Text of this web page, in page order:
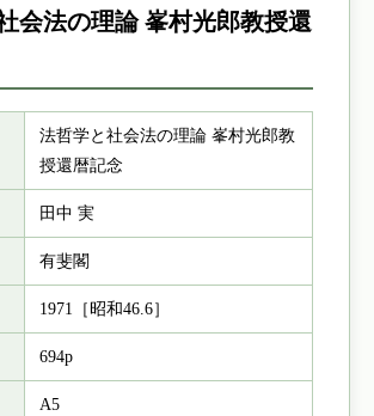
会法の理論 峯村光郎教授還
法哲学と社会法の理論 峯村光郎教
授還暦記念
田中 実
有斐閣
1971［昭和46.6］
694p
A5